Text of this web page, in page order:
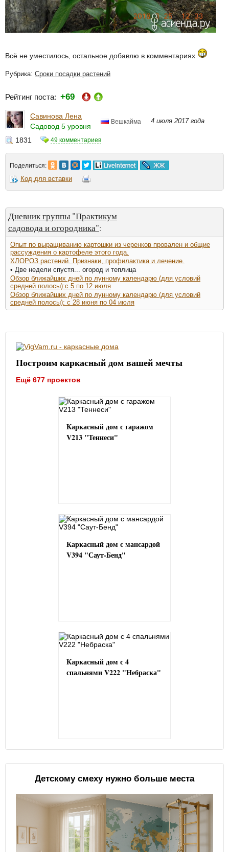
Всё не уместилось, остальное добавлю в комментариях
Рубрика: Сроки посадки растений
Рейтинг поста: +69
Савинова Лена
Садовод 5 уровня
Вешкайма 4 июля 2017 года
1831 49 комментариев
Поделиться:
Код для вставки
Дневник группы "Практикум
садовода и огородника":
Опыт по выращиванию картошки из черенков провален и общие
рассуждения о картофеле этого года.
ХЛОРОЗ растений. Признаки, профилактика и лечение.
• Две недели спустя... огород и теплица
Обзор ближайших дней по лунному календарю (для условий
средней полосы):с 5 по 12 июля
Обзор ближайших дней по лунному календарю (для условий
средней полосы): с 28 июня по 04 июля
Построим каркасный дом вашей мечты
Ещё 677 проектов
Каркасный дом с гаражом
V213 "Теннеси"
Каркасный дом с мансардой
V394 "Саут-Бенд"
Каркасный дом с 4
спальнями V222 "Небраска"
Детскому смеху нужно больше места